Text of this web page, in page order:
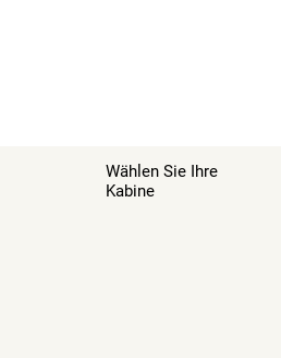
Wählen Sie Ihre
Kabine